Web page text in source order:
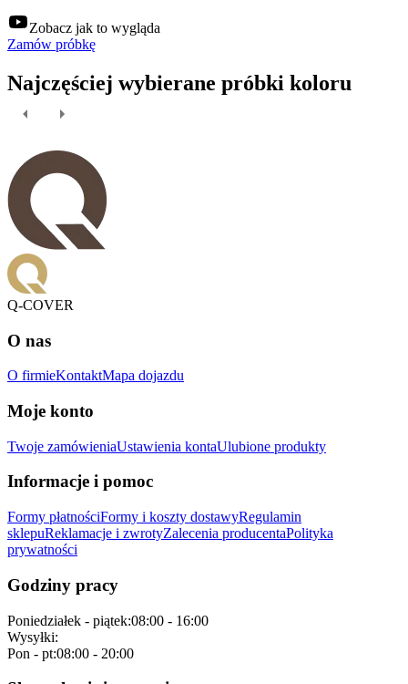
Zobacz jak to wygląda
Zamów próbkę
Najczęściej wybierane próbki koloru
Q-COVER
O nas
O firmieKontaktMapa dojazdu
Moje konto
Twoje zamówieniaUstawienia kontaUlubione produkty
Informacje i pomoc
Formy płatnościFormy i koszty dostawyRegulamin
sklepuReklamacje i zwrotyZalecenia producentaPolityka
prywatności
Godziny pracy
Poniedziałek - piątek:08:00 - 16:00
Wysyłki:
Pon - pt:08:00 - 20:00